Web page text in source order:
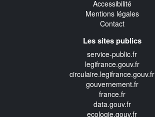
Accessibilité
Mentions légales
Contact
Les sites publics
service-public.fr
legifrance.gouv.fr
circulaire.legifrance.gouv.fr
gouvernement.fr
france.fr
data.gouv.fr
ecologie.gouv.fr